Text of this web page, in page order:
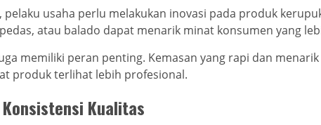
usaha perlu melakukan inovasi pada produk
atau balado dapat menarik minat konsumen yang
memiliki peran penting. Kemasan yang rapi dan
produk terlihat lebih profesional.
Konsistensi Kualitas